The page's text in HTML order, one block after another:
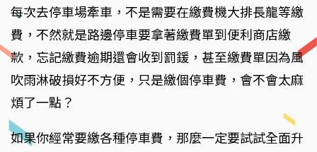
每次去停車場牽車，不是需要在繳費機大排長龍等繳
費，不然就是路邊停車要拿著繳費單到便利商店繳
款，忘記繳費逾期還會收到罰鍰，甚至繳費單因為風
吹雨淋破損好不方便，只是繳個停車費，會不會太麻
煩了一點？
如果你經常要繳各種停車費，那麼一定要試試全面升